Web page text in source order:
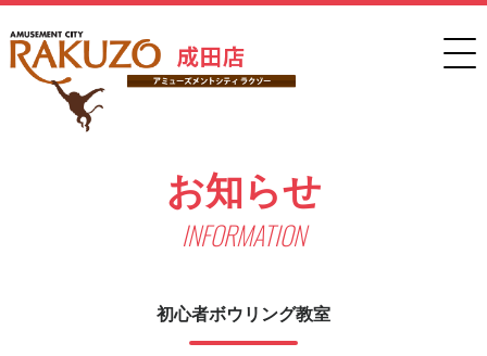
お知らせ
INFORMATION
初心者ボウリング教室